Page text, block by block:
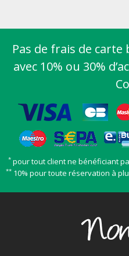
Pas de frais de carte
avec 10% ou 30%
*pour tout client ne bénéficiant
** 10% pour toute réservation à